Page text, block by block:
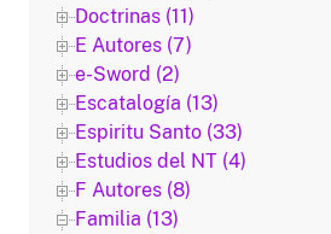
Doctrinas (11)
E Autores (7)
e-Sword (2)
Escatalogía (13)
Espiritu Santo (33)
Estudios del NT (4)
F Autores (8)
Familia (13)